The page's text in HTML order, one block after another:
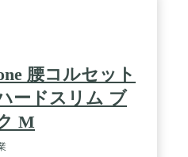
使用可能 素材：本革
（黒）、ダークブラウン
（浅茶） サイズ：幅
ベルトのバックル裏のネ
て、ベルトを切って長さ
、お歳暮、ギフト、プレゼ
す。
くれます。 / ✅ 【 美しい
プ 】BEALTH 姿勢矯正ベ
す。締め付けの矯正具合
ダーバンド、２つのバン
調整も簡単です。微調整
ポーターで起こりやすい
することができます。 /
富なサイズ展開 】
はメッシュ素材なので通気
でもお洗濯も可能ですの
腰コルセット
ードスリム ブ
M